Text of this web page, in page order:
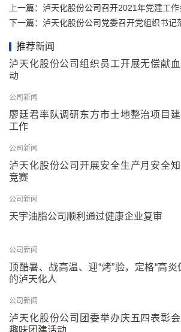
上一篇： 泸天化股份公司召开2021年党建工作
下一篇： 泸天化股份公司党委召开党组织书记落实主体责
推荐新闻
泸天化股份公司组织员工开展无偿献
动
公司新闻
廖廷君率队调研东方市土地整治项目
工作
公司新闻
泸天化股份公司开展安全生产月安全
竞赛
公司新闻
天宇油脂公司顺利通过健康企业复审
公司新闻
顶酷暑、战高温、迎“烤”验，定格“高炎
的泸天化人
公司新闻
泸天化股份公司团委举办庆五四表彰
趣味团建活动